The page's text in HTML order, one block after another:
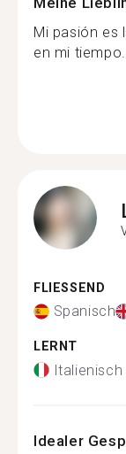
Mi pasión es
en mi tiempo...
FLIESSEND
Spanisch
LERNT
Italienisch
Idealer